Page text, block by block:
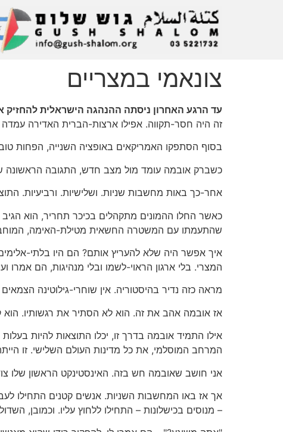
צונאמי במצריים
עד הרגע האחרון ניסתה ההנהגה הישראלית להחזיק
זה היה חסר-תקווה. אפילו ארצות-הברית האדירה
בסוף הסתפקו האמריקאים באופציה השנייה, הפחות
כשברק אובמה עומד מול מצב חדש, התגובה הראשונה
אחר-כך באות מחשבות שניות. ושלישיות. ורביעיות. התוצאה
כאשר החלו ההמונים מתקהלים בכיכר תחריר, הוא הגיב
שהתעמתו עם המשטרה החשאית מטילת-האימה,
איך אפשר היה שלא להעריץ אותם? הם היו בלתי-
המצרי. בלי ארגון הראוי-לשמו ובלי מנהיגות, הם אמרו
מראה כזה נדיר בהיסטוריה. אין שוחרי-גילוטינה
אז אובמה אהב את זה. הוא לא הסתיר את רגשותיו. הוא
אילו התמיד אובמה בדרך זו, יכלו התוצאות להיות
המרחב המוסלמי, את כל מדינות העולם השלישי. זו
אני חושב שאובמה חש בזה. האינסטינקט הראשון שלו
אך אז באו המחשבות השניות. אנשים קטנים התחילו
– מנוסים בכישלונות – התחילו ללחוץ עליו. וכמובן,